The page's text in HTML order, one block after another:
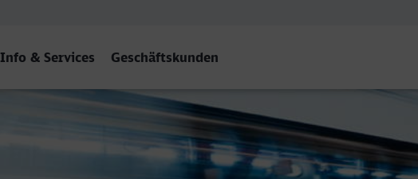
Info & Services Geschäftskunden